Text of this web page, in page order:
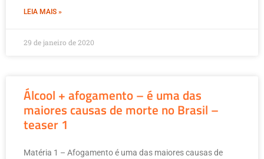
LEIA MAIS »
29 de janeiro de 2020
Álcool + afogamento – é uma das
maiores causas de morte no Brasil –
teaser 1
Matéria 1 – Afogamento é uma das maiores causas de